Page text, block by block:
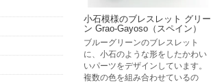
小石模様のブレスレット グリー
ン Grao-Gayoso（スペイン）
ブルーグリーンのブレスレット
に、小石のような形をしたかわい
いパーツをデザインしています。
複数の色を組み合わせているの